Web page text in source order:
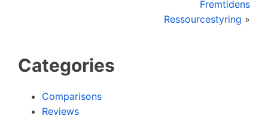
Fremtidens
Ressourcestyring »
Categories
Comparisons
Reviews